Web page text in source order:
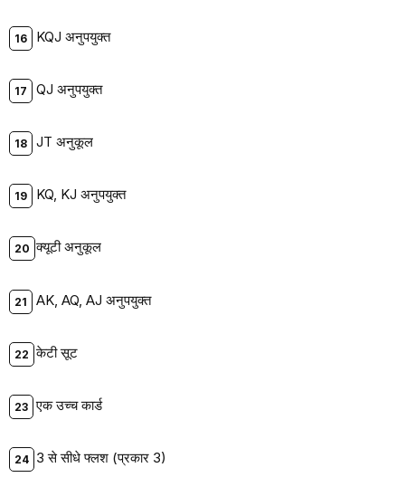
KQJ अनुपयुक्त
QJ अनुपयुक्त
JT अनुकूल
KQ, KJ अनुपयुक्त
क्यूटी अनुकूल
AK, AQ, AJ अनुपयुक्त
केटी सूट
एक उच्च कार्ड
3 से सीधे फ्लश (प्रकार 3)